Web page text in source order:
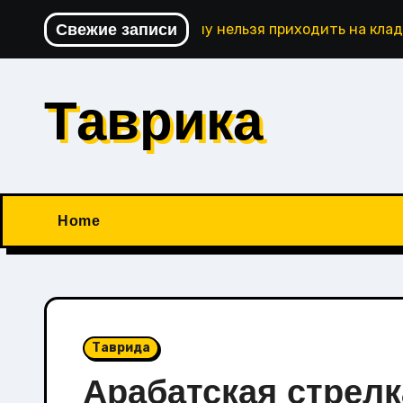
Перейти
содержимому
Свежие записиПочему нельзя приходить на
Таврика
Home
Таврида
Арабатская